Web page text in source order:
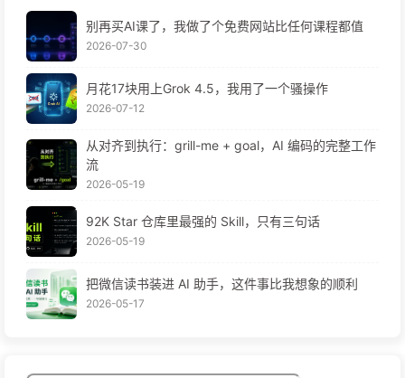
别再买AI课了，我做了个免费网站比任何课程都值
2026-07-30
月花17块用上Grok 4.5，我用了一个骚操作
2026-07-12
从对齐到执行：grill-me + goal，AI 编码的完整工作
流
2026-05-19
92K Star 仓库里最强的 Skill，只有三句话
2026-05-19
把微信读书装进 AI 助手，这件事比我想象的顺利
2026-05-17